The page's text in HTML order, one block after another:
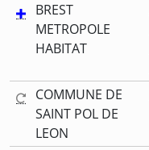
BREST
METROPOLE
HABITAT
COMMUNE DE
SAINT POL DE
LEON